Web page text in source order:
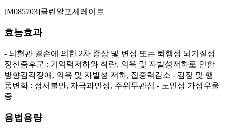
[M085703]콜린알포세레이트
효능효과
- 뇌혈관 결손에 의한 2차 증상 및 변성 또는 퇴행성 뇌기질성
정신증후군 : 기억력저하와 착란, 의욕 및 자발성저하로 인한
방향감각장애, 의욕 및 자발성 저하, 집중력감소 - 감정 및 행
동변화 : 정서불안, 자극과민성, 주위무관심 - 노인성 가성우울
증
용법용량